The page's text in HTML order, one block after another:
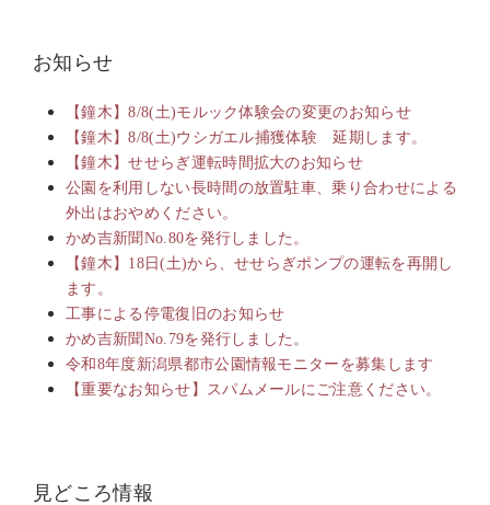
お知らせ
【鐘木】8/8(土)モルック体験会の変更のお知らせ
【鐘木】8/8(土)ウシガエル捕獲体験 延期します。
【鐘木】せせらぎ運転時間拡大のお知らせ
公園を利用しない長時間の放置駐車、乗り合わせによる
外出はおやめください。
かめ吉新聞No.80を発行しました。
【鐘木】18日(土)から、せせらぎポンプの運転を再開し
ます。
工事による停電復旧のお知らせ
かめ吉新聞No.79を発行しました。
令和8年度新潟県都市公園情報モニターを募集します
【重要なお知らせ】スパムメールにご注意ください。
見どころ情報